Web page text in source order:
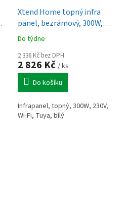
Xtend Home topný infra
panel, bezrámový, 300W,
230V, bílý, Wi-Fi, Tuya
Do týdne
2 336 Kč bez DPH
2 826 Kč / ks
Do košíku
Infrapanel, topný, 300W, 230V,
Wi-Fi, Tuya, bílý